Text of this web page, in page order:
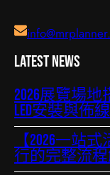
Latest News
2026展覽場
LED安裝與佈
【2026一站
行的完整流